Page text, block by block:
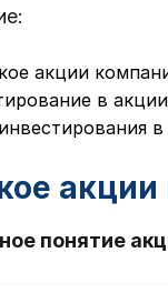
акции
в
понятие